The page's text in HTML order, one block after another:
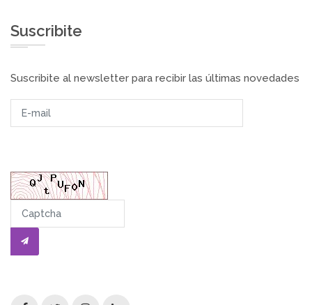
Suscribite
Suscribite al newsletter para recibir las últimas novedades